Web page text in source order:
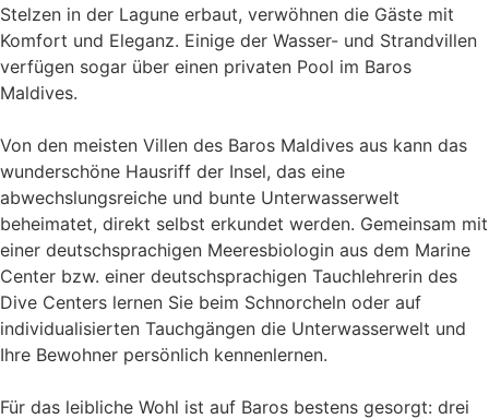
Stelzen in der Lagune erbaut, verwöhnen die Gäste mit
Komfort und Eleganz. Einige der Wasser- und Strandvillen
verfügen sogar über einen privaten Pool im Baros
Maldives.
Von den meisten Villen des Baros Maldives aus kann das
wunderschöne Hausriff der Insel, das eine
abwechslungsreiche und bunte Unterwasserwelt
beheimatet, direkt selbst erkundet werden. Gemeinsam mit
einer deutschsprachigen Meeresbiologin aus dem Marine
Center bzw. einer deutschsprachigen Tauchlehrerin des
Dive Centers lernen Sie beim Schnorcheln oder auf
individualisierten Tauchgängen die Unterwasserwelt und
Ihre Bewohner persönlich kennenlernen.
Für das leibliche Wohl ist auf Baros bestens gesorgt: drei